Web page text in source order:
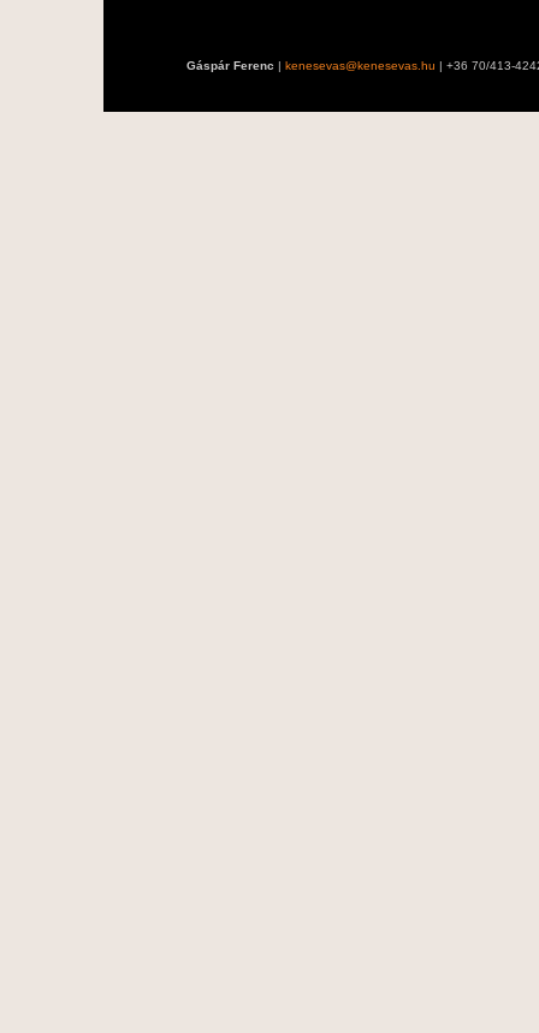
Gáspár Ferenc | kenesevas@kenesevas.hu | +36 70/413-